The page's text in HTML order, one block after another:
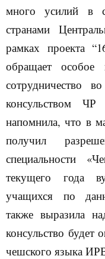
много усилий в
странами
рамках проекта
обращает особое
сотрудничество
консульством
напомнила, что в
получил
специальности
текущего года
учащихся по
также выразила
консульство будет
чешского языка